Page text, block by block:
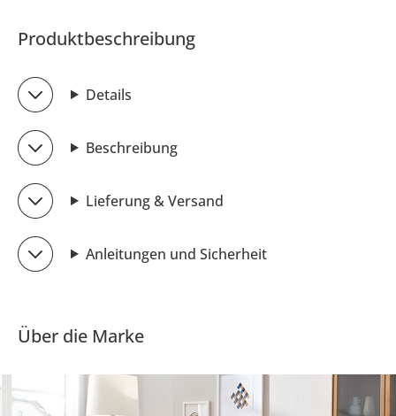
Produktbeschreibung
Details
Beschreibung
Lieferung & Versand
Anleitungen und Sicherheit
Über die Marke